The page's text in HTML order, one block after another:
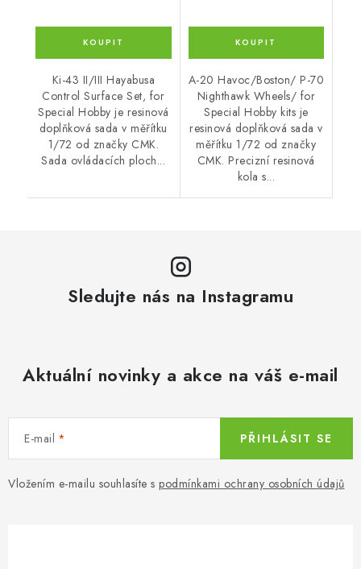
Ki-43 II/III Hayabusa
Control Surface Set, for
Special Hobby je resinová
doplňková sada v měřítku
1/72 od značky CMK.
Sada ovládacích ploch...
A-20 Havoc/Boston/ P-70
Nighthawk Wheels/ for
Special Hobby kits je
resinová doplňková sada v
měřítku 1/72 od značky
CMK. Precizní resinová
kola s...
Sledujte nás na Instagramu
Aktuální novinky a akce na váš e-mail
E-mail
Vložením e-mailu souhlasíte s podmínkami ochrany osobních údajů
PŘIHLÁSIT SE